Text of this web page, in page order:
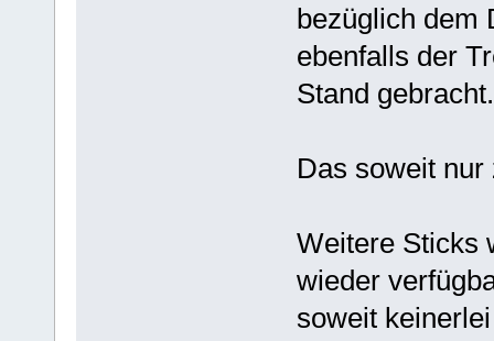
bezüglich dem
ebenfalls der
Stand gebracht.
Das soweit
Weitere Sticks
wieder
soweit